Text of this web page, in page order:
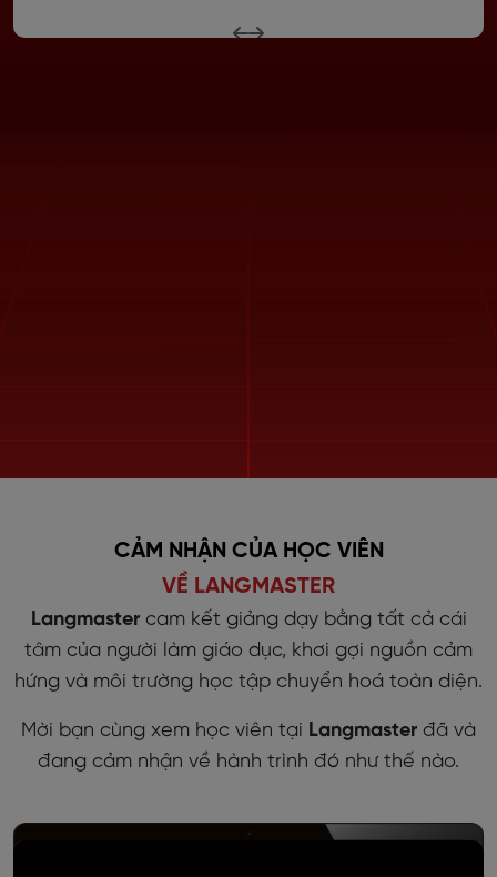
CẢM NHẬN CỦA HỌC VIÊN
VỀ LANGMASTER
Langmastercam kết giảng dạy bằng tất cả cái
tâm của người làm giáo dục, khơi gợi nguồn cảm
hứng và môi trường học tập chuyển hoá toàn diện.
Mời bạn cùng xem học viên tại Langmaster đã và
đang cảm nhận về hành trình đó như thế nào.